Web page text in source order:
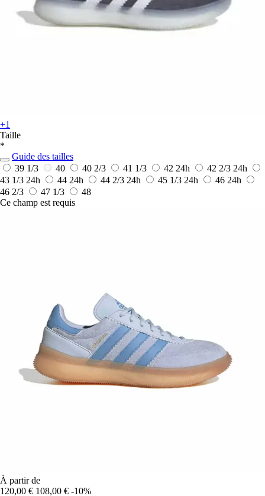
+1
Taille
*
Guide des tailles
39 1/3
40 40 2/3 41 1/3 42 24h 42 2/3 24h
43 1/3 24h 44 24h 44 2/3 24h 45 1/3 24h 46 24h
46 2/3
47 1/3
48
Ce champ est requis
À partir de
120,00 € 108,00 € -10%